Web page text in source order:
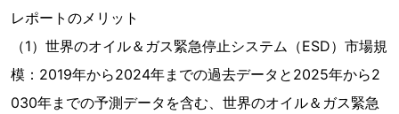
レポートのメリット
（1）世界のオイル＆ガス緊急停止システム（ESD）市場規
模：2019年から2024年までの過去データと2025年から2
030年までの予測データを含む、世界のオイル＆ガス緊急